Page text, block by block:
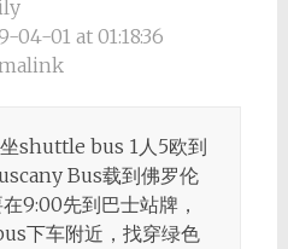
04-01 at 01:18:36
shuttle bus 1人5欧到
Bus载到佛罗伦
9:00先到巴士站牌，
下车附近，找穿绿色